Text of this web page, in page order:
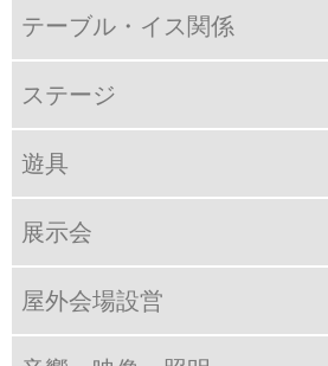
テーブル・イス関係
ステージ
遊具
展示会
屋外会場設営